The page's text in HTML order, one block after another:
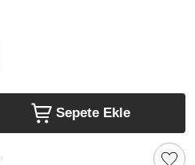
Sepete Ekle